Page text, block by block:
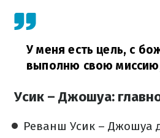
У меня есть цель, с
выполню свою
Усик – Джошуа:
Реванш Усик – Джошуа